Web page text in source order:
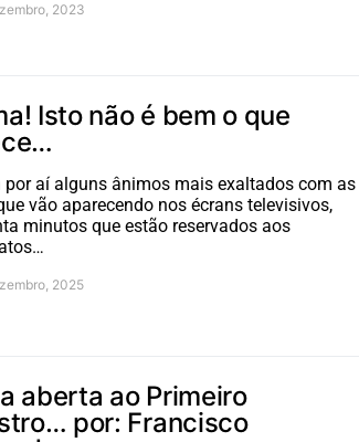
2023
Isto não é bem o que
por aí alguns ânimos mais exaltados com as
vão aparecendo nos écrans televisivos,
minutos que estão reservados aos
2025
aberta ao Primeiro
por: Francisco